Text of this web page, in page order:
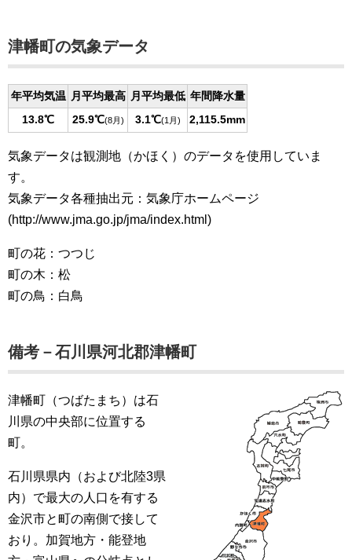
津幡町の気象データ
年平均気温 月平均最高 月平均最低 年間降水量
13.8℃
25.9℃(8月) 3.1℃(1月) 2,115.5mm
気象データは観測地（かほく）のデータを使用していま
す。
気象データ各種抽出元：気象庁ホームページ
(http://www.jma.go.jp/jma/index.html)
町の花：つつじ
町の木：松
町の鳥：白鳥
備考－石川県河北郡津幡町
津幡町（つばたまち）は石
川県の中央部に位置する
町。
石川県県内（および北陸3県
内）で最大の人口を有する
金沢市と町の南側で接して
おり。加賀地方・能登地